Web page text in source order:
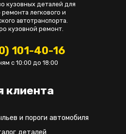
кузовных деталей для
ремонта легкового и
автотранспорта.
кузовной ремонт.
101-40-16
с 10:00 до 18:00
клиента
и пороги автомобиля
деталей